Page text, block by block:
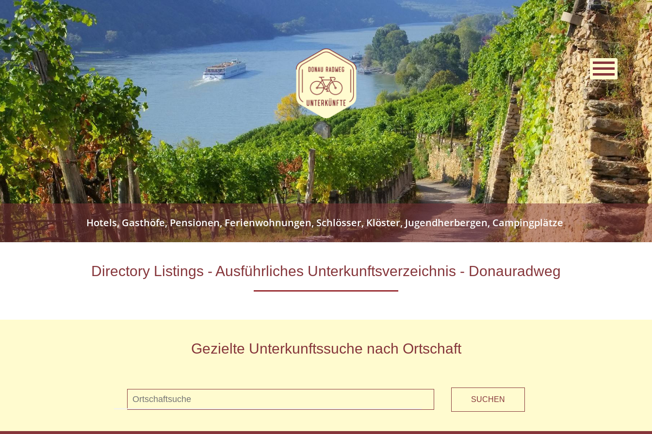
Hotels, Gasthöfe, Pensionen, Ferienwohnungen, Schlösser, Klöster, Jugendherbergen, Campingplätze
Directory Listings - Ausführliches Unterkunftsverzeichnis - Donauradweg
Gezielte Unterkunftssuche nach Ortschaft